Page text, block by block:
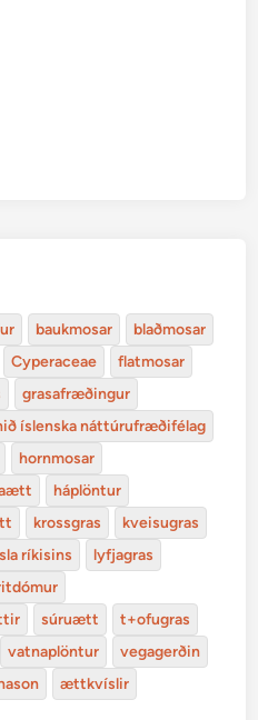
baukmosar
blaðmosar
Cyperaceae
flatmosar
grasafræðingur
íslenska náttúrufræðifélag
hornmosar
háplöntur
krossgras
kveisugras
ríkisins
lyfjagras
súruætt
t+ofugras
vatnaplöntur
vegagerðin
ættkvíslir